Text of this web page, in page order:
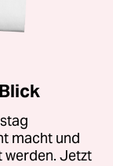
macht und
werden. Jetzt